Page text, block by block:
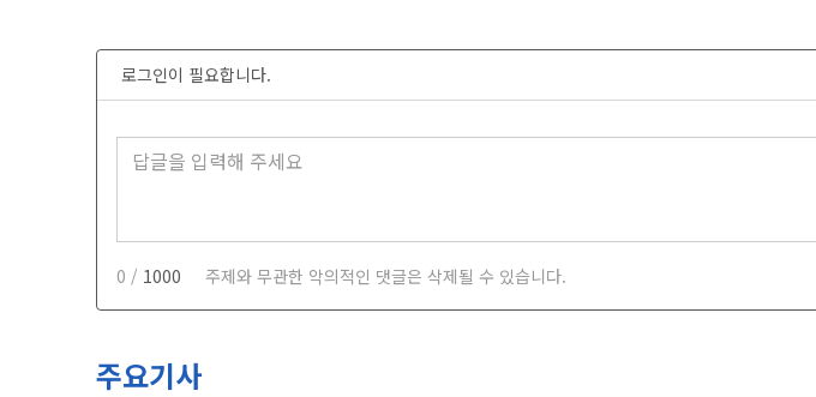
로그인이 필요합니다.
0 / 1000 주제와 무관한 악의적인 댓글은 삭제될 수 있습니다.
주요기사